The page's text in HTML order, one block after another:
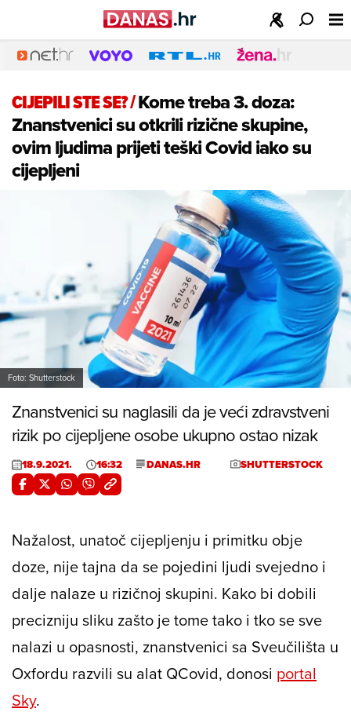
CIJEPILI STE SE?/Kome treba 3. doza:
Znanstvenici su otkrili rizične skupine,
ovim ljudima prijeti teški Covid iako su
cijepljeni
Foto: Shutterstock
Znanstvenici su naglasili da je veći zdravstveni
rizik po cijepljene osobe ukupno ostao nizak
18.9.2021. 16:32 DANAS.HR SHUTTERSTOCK
Nažalost, unatoč cijepljenju i primitku obje
doze, nije tajna da se pojedini ljudi svejedno i
dalje nalaze u rizičnoj skupini. Kako bi dobili
precizniju sliku zašto je tome tako i tko se sve
nalazi u opasnosti, znanstvenici sa Sveučilišta u
Oxfordu razvili su alat QCovid, donosi portal
Sky.